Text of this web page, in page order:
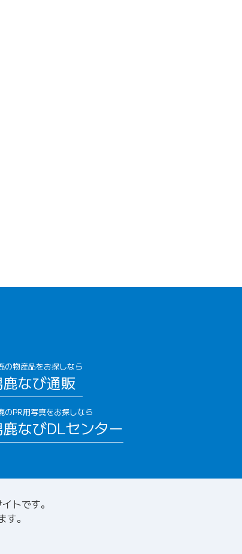
の物産品をお探しなら
鹿なび通販
のPR用写真をお探しなら
鹿なびDLセンター
トです。
。